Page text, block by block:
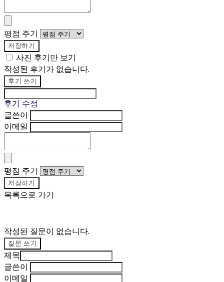
평점 주기
저장하기
사진 후기만 보기
작성된 후기가 없습니다.
후기 쓰기
후기 수정
글쓴이
이메일
평점 주기
저장하기
목록으로 가기
작성된 질문이 없습니다.
질문 쓰기
제목
글쓴이
이메일